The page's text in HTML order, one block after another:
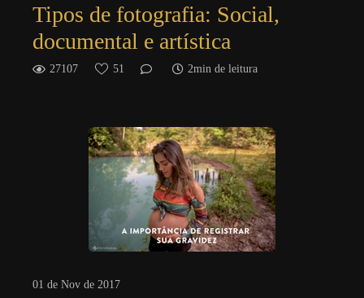
Tipos de fotografia: Social,
documental e artística
27107 51 2min de leitura
01 de Nov de 2017